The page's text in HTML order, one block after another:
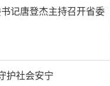
记唐登杰主持召开省委
护社会安宁